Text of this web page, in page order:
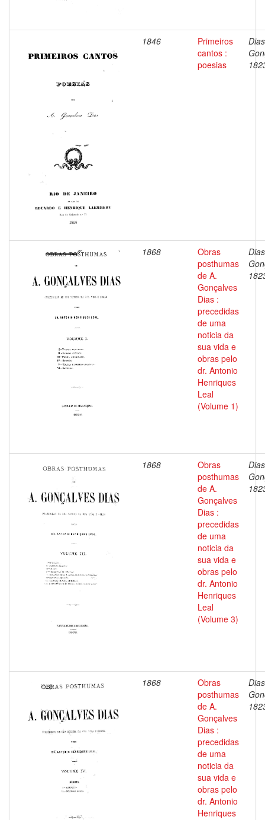
1846
Primeiros
cantos :
poesias
1868
Obras
posthumas
de A.
Gonçalves
Dias :
precedidas
de uma
noticia da
sua vida e
obras pelo
dr. Antonio
Henriques
Leal
(Volume 1)
1868
Obras
posthumas
de A.
Gonçalves
Dias :
precedidas
de uma
noticia da
sua vida e
obras pelo
dr. Antonio
Henriques
Leal
(Volume 3)
1868
Obras
posthumas
de A.
Gonçalves
Dias :
precedidas
de uma
noticia da
sua vida e
obras pelo
dr. Antonio
Henriques